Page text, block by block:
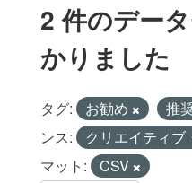
2 件のデー
かりました
タグ: お勧め 推
ンス:
クリエイティ
マット:
CSV